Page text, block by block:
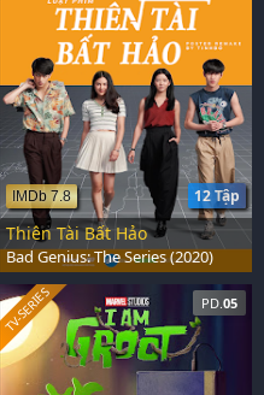
12 Tập
IMDb 7.8
Thiên Tài Bất Hảo
Bad Genius: The Series (2020)
PD. 05
TV-SERIES